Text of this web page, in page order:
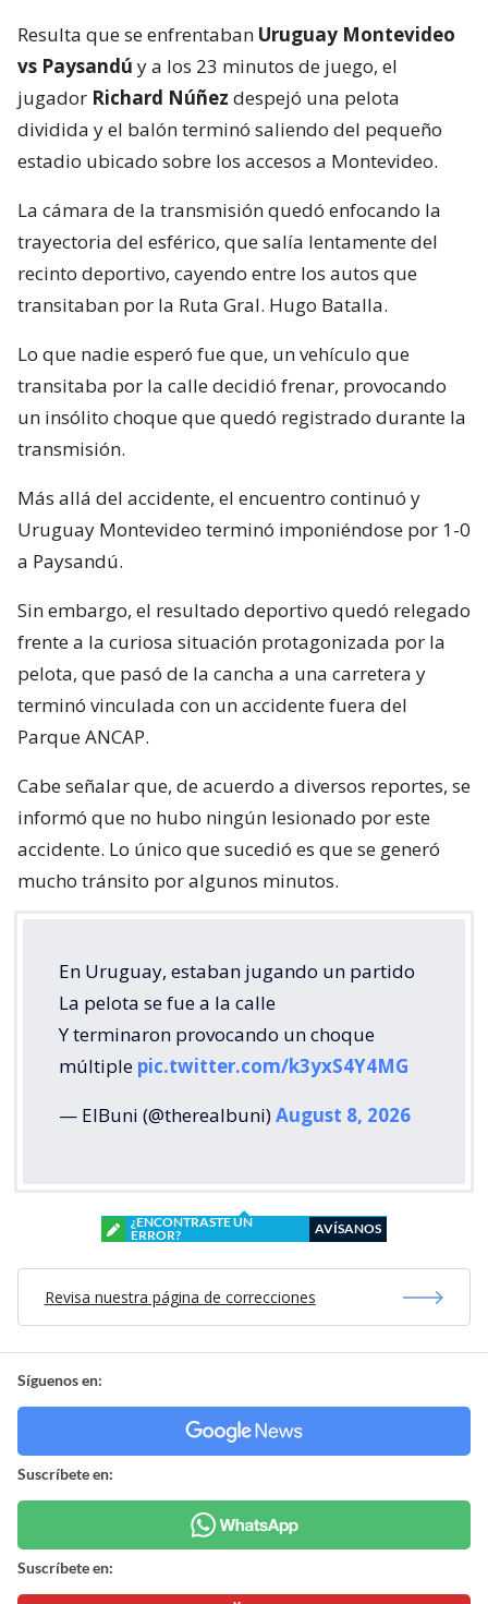
Resulta que se enfrentaban Uruguay Montevideo
vs Paysandú y a los 23 minutos de juego, el
jugador Richard Núñez despejó una pelota
dividida y el balón terminó saliendo del pequeño
estadio ubicado sobre los accesos a Montevideo.
La cámara de la transmisión quedó enfocando la
trayectoria del esférico, que salía lentamente del
recinto deportivo, cayendo entre los autos que
transitaban por la Ruta Gral. Hugo Batalla.
Lo que nadie esperó fue que, un vehículo que
transitaba por la calle decidió frenar, provocando
un insólito choque que quedó registrado durante la
transmisión.
Más allá del accidente, el encuentro continuó y
Uruguay Montevideo terminó imponiéndose por 1-0
a Paysandú.
Sin embargo, el resultado deportivo quedó relegado
frente a la curiosa situación protagonizada por la
pelota, que pasó de la cancha a una carretera y
terminó vinculada con un accidente fuera del
Parque ANCAP.
Cabe señalar que, de acuerdo a diversos reportes, se
informó que no hubo ningún lesionado por este
accidente. Lo único que sucedió es que se generó
mucho tránsito por algunos minutos.
En Uruguay, estaban jugando un partido
La pelota se fue a la calle
Y terminaron provocando un choque
múltiple pic.twitter.com/k3yxS4Y4MG
— ElBuni (@therealbuni)August 8, 2026
¿ENCONTRASTE UN
ERROR?
AVÍSANOS
Revisa nuestra página de correcciones
Síguenos en:
Suscríbete en:
Suscríbete en: